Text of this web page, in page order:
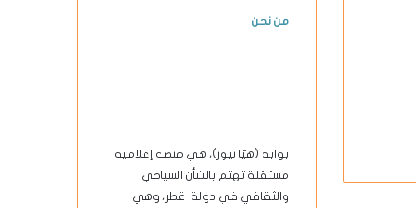
من نحن
بوابة (هيّا نيوز)، هي منصة إعلامية
مستقلة تهتم بالشأن السياحي
والثقافي في دولة قطر، وهي